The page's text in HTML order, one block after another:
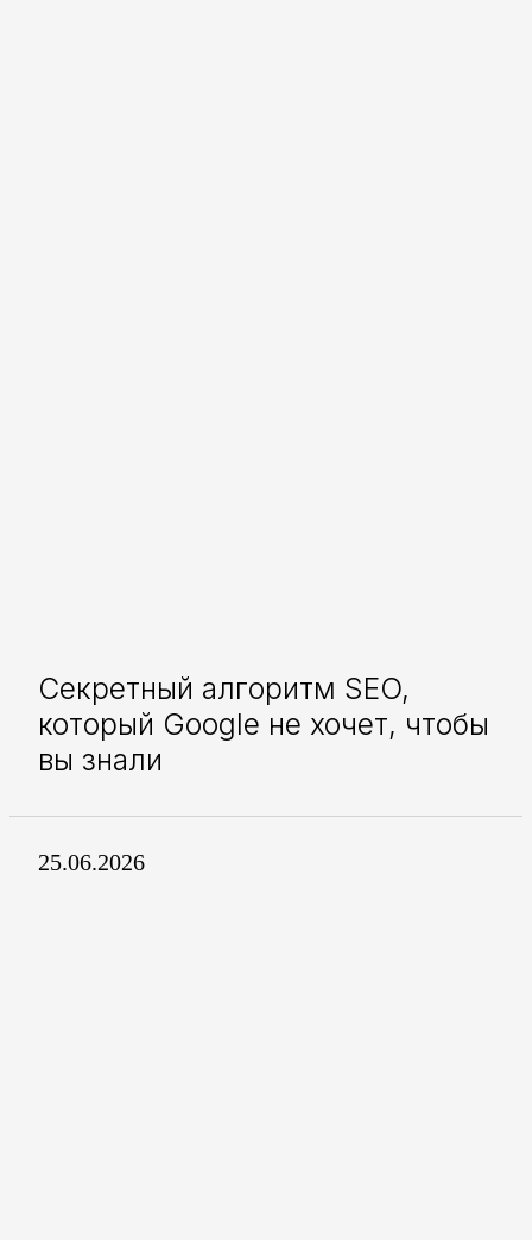
Секретный алгоритм SEO,
который Google не хочет, чтобы
вы знали
25.06.2026